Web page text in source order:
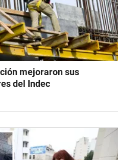
mejoraron sus
del Indec